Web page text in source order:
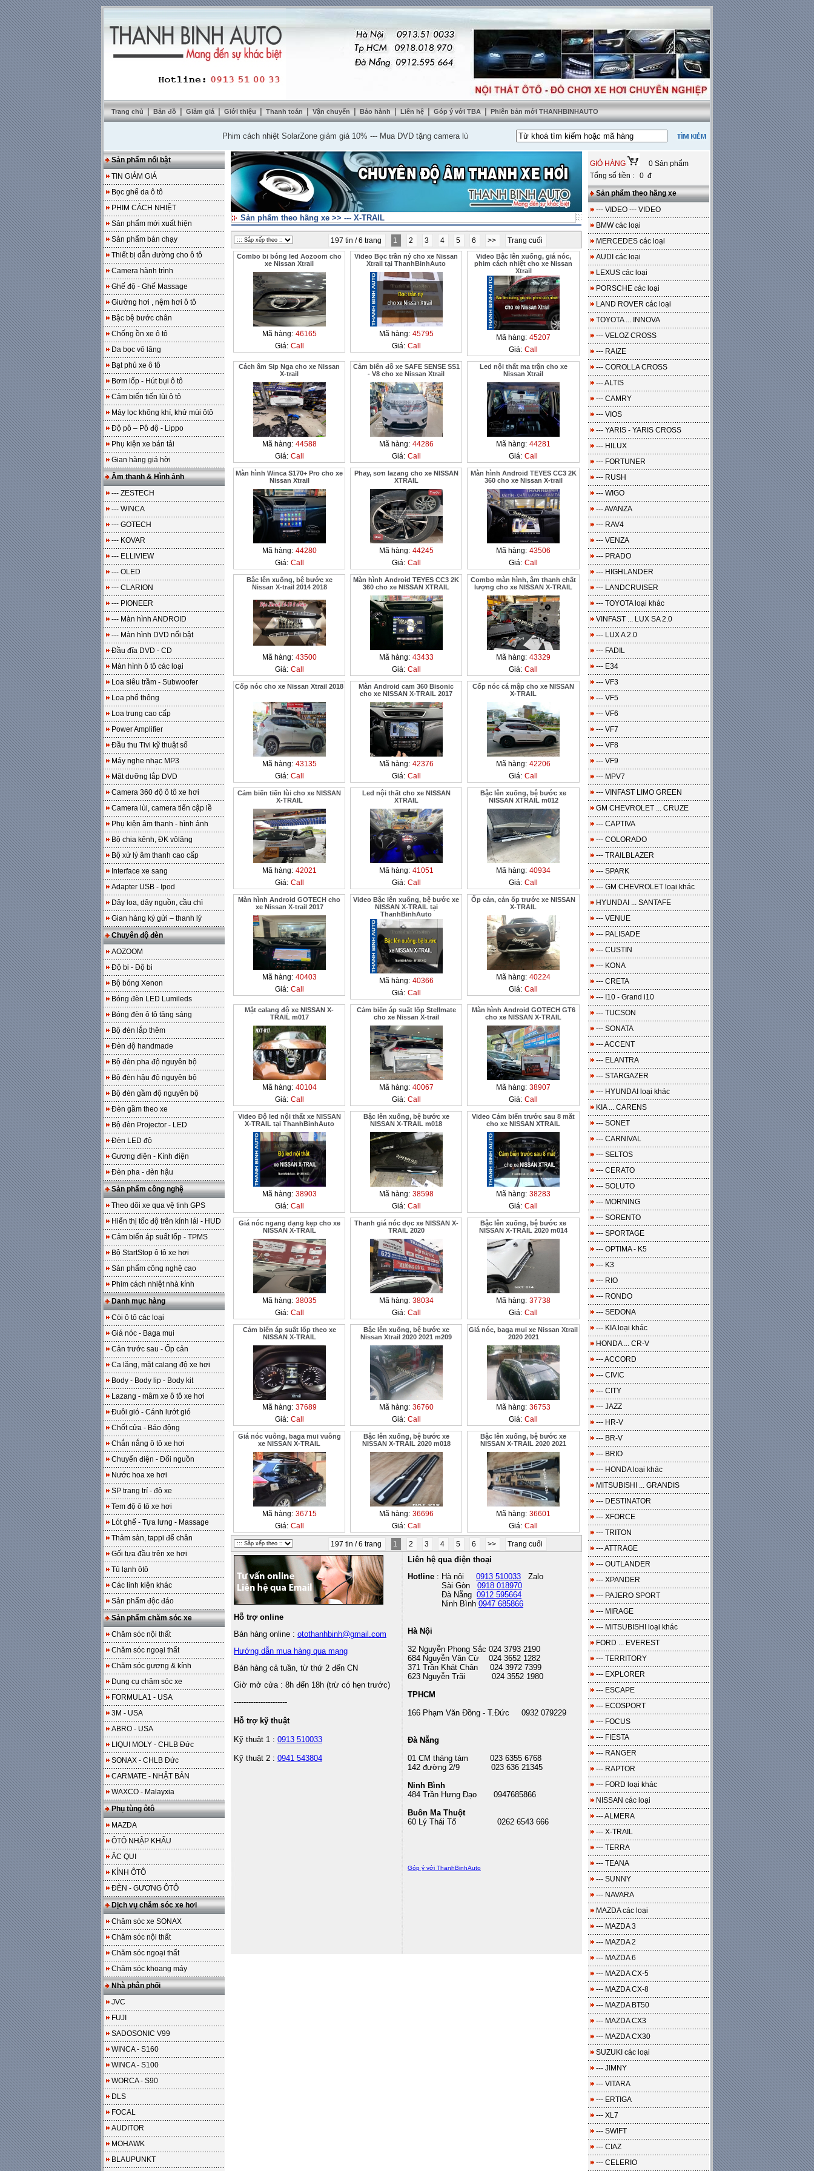
Trang chủ | Bản đồ | Giảm giá | Giới thiệu | Thanh toán | Vận chuyển | Bảo hành | Liên hệ | Góp ý với TBA | Phiên bản mới THANHBINHAUTO
Phim cách nhiệt SolarZone giảm giá 10%---Mua DVD tặng camera lùi cao cấp Lắp nệm ghế da thật tặng sàn da--- Miễn phí 100% công lắp đặt
Sản phẩm nổi bật
TIN GIẢM GIÁ
Bọc ghế da ô tô
PHIM CÁCH NHIỆT
Sản phẩm mới xuất hiện
Sản phẩm bán chạy
Thiết bị dẫn đường cho ô tô
Camera hành trình
Ghế độ - Ghế Massage
Giường hơi , nệm hơi ô tô
Bậc bệ bước chân
Chống ồn xe ô tô
Da bọc vô lăng
Bạt phủ xe ô tô
Bơm lốp - Hút bụi ô tô
Cảm biến tiến lùi ô tô
Máy lọc không khí, khử mùi ôtô
Độ pô – Pô độ - Lippo
Phụ kiện xe bán tải
Gian hàng giá hời
Âm thanh & Hình ảnh
--- ZESTECH
--- WINCA
--- GOTECH
--- KOVAR
--- ELLIVIEW
--- OLED
--- CLARION
--- PIONEER
--- Màn hình ANDROID
--- Màn hình DVD nổi bật
Đầu đĩa DVD - CD
Màn hình ô tô các loại
Loa siêu trầm - Subwoofer
Loa phổ thông
Loa trung cao cấp
Power Amplifier
Đầu thu Tivi kỹ thuật số
Máy nghe nhạc MP3
Mặt dưỡng lắp DVD
Camera 360 độ ô tô xe hơi
Camera lùi, camera tiến cập lề
Phụ kiện âm thanh - hình ảnh
Bộ chia kênh, ĐK vôlăng
Bộ xử lý âm thanh cao cấp
Interface xe sang
Adapter USB - Ipod
Dây loa, dây nguồn, cầu chì
Gian hàng ký gửi – thanh lý
Chuyên độ đèn
AOZOOM
Độ bi - Độ bi
Bộ bóng Xenon
Bóng đèn LED Lumileds
Bóng đèn ô tô tăng sáng
Bộ đèn lắp thêm
Đèn độ handmade
Bộ đèn pha độ nguyên bộ
Bộ đèn hậu độ nguyên bộ
Bộ đèn gầm độ nguyên bộ
Đèn gầm theo xe
Bộ đèn Projector - LED
Đèn LED độ
Gương điện - Kính điện
Đèn pha - đèn hậu
Sản phẩm công nghệ
Theo dõi xe qua vệ tinh GPS
Hiển thị tốc độ trên kính lái - HUD
Cảm biến áp suất lốp - TPMS
Bộ StartStop ô tô xe hơi
Sản phẩm công nghệ cao
Phim cách nhiệt nhà kính
Danh mục hàng
Còi ô tô các loại
Giá nóc - Baga mui
Cản trước sau - Ốp cản
Ca lăng, mặt calang độ xe hơi
Body - Body lip - Body kit
Lazang - mâm xe ô tô xe hơi
Đuôi gió - Cánh lướt gió
Chốt cửa - Báo động
Chắn nắng ô tô xe hơi
Chuyển điện - Đổi nguồn
Nước hoa xe hơi
SP trang trí - độ xe
Tem độ ô tô xe hơi
Lót ghế - Tựa lưng - Massage
Thảm sàn, tappi để chân
Gối tựa đầu trên xe hơi
Tủ lạnh ôtô
Các linh kiện khác
Sản phẩm độc đáo
Sản phẩm chăm sóc xe
Chăm sóc nội thất
Chăm sóc ngoại thất
Chăm sóc gương & kính
Dụng cụ chăm sóc xe
FORMULA1 - USA
3M - USA
ABRO - USA
LIQUI MOLY - CHLB Đức
SONAX - CHLB Đức
CARMATE - NHẬT BẢN
WAXCO - Malayxia
Phụ tùng ôtô
MAZDA
ÔTÔ NHẬP KHẨU
ẮC QUI
KÍNH ÔTÔ
ĐÈN - GƯƠNG ÔTÔ
Dịch vụ chăm sóc xe hơi
Chăm sóc xe SONAX
Chăm sóc nội thất
Chăm sóc ngoại thất
Chăm sóc khoang máy
Nhà phân phối
JVC
FUJI
SADOSONIC V99
WINCA - S160
WINCA - S100
WORCA - S90
DLS
FOCAL
AUDITOR
MOHAWK
BLAUPUNKT
Sản phẩm theo hãng xe >> --- X-TRAIL
197 tin / 6 trang 1 2 3 4 5 6 >> Trang cuối
Combo bi bóng led Aozoom cho
xe Nissan Xtrail
Mã hàng: 46165
Giá: Call
Video Bọc trần nỷ cho xe Nissan
Xtrail tại ThanhBinhAuto
Mã hàng: 45795
Giá: Call
Video Bậc lên xuống, giá nóc,
phim cách nhiệt cho xe Nissan
Xtrail
Mã hàng: 45207
Giá: Call
Cách âm Sip Nga cho xe Nissan
X-trail
Mã hàng: 44588
Giá: Call
Cảm biến đỗ xe SAFE SENSE SS1
- V8 cho xe Nissan Xtrail
Mã hàng: 44286
Giá: Call
Led nội thất ma trận cho xe
Nissan Xtrail
Mã hàng: 44281
Giá: Call
Màn hình Winca S170+ Pro cho xe
Nissan Xtrail
Mã hàng: 44280
Giá: Call
Phay, sơn lazang cho xe NISSAN
XTRAIL
Mã hàng: 44245
Giá: Call
Màn hình Android TEYES CC3 2K
360 cho xe Nissan X-trail
Mã hàng: 43506
Giá: Call
Bậc lên xuống, bệ bước xe
Nissan X-trail 2014 2018
Mã hàng: 43500
Giá: Call
Màn hình Android TEYES CC3 2K
360 cho xe NISSAN XTRAIL
Mã hàng: 43433
Giá: Call
Combo màn hình, âm thanh chất
lượng cho xe NISSAN X-TRAIL
Mã hàng: 43329
Giá: Call
Cốp nóc cho xe Nissan Xtrail 2018
Mã hàng: 43135
Giá: Call
Màn Android cam 360 Bisonic
cho xe NISSAN X-TRAIL 2017
Mã hàng: 42376
Giá: Call
Cốp nóc cá mập cho xe NISSAN
X-TRAIL
Mã hàng: 42206
Giá: Call
Cảm biến tiến lùi cho xe NISSAN
X-TRAIL
Mã hàng: 42021
Giá: Call
Led nội thất cho xe NISSAN
XTRAIL
Mã hàng: 41051
Giá: Call
Bậc lên xuống, bệ bước xe
NISSAN XTRAIL m012
Mã hàng: 40934
Giá: Call
Màn hình Android GOTECH cho
xe Nissan X-trail 2017
Mã hàng: 40403
Giá: Call
Video Bậc lên xuống, bệ bước xe
NISSAN X-TRAIL tại
ThanhBinhAuto
Mã hàng: 40366
Giá: Call
Ốp cản, cản ốp trước xe NISSAN
X-TRAIL
Mã hàng: 40224
Giá: Call
Mặt calang độ xe NISSAN X-
TRAIL m017
Mã hàng: 40104
Giá: Call
Cảm biến áp suất lốp Stellmate
cho xe Nissan X-trail
Mã hàng: 40067
Giá: Call
Màn hình Android GOTECH GT6
cho xe NISSAN X-TRAIL
Mã hàng: 38907
Giá: Call
Video Độ led nội thất xe NISSAN
X-TRAIL tại ThanhBinhAuto
Mã hàng: 38903
Giá: Call
Bậc lên xuống, bệ bước xe
NISSAN X-TRAIL m018
Mã hàng: 38598
Giá: Call
Video Cảm biến trước sau 8 mắt
cho xe NISSAN XTRAIL
Mã hàng: 38283
Giá: Call
Giá nóc ngang dạng kẹp cho xe
NISSAN X-TRAIL
Mã hàng: 38035
Giá: Call
Thanh giá nóc dọc xe NISSAN X-
TRAIL 2020
Mã hàng: 38034
Giá: Call
Bậc lên xuống, bệ bước xe
NISSAN X-TRAIL 2020 m014
Mã hàng: 37738
Giá: Call
Cảm biến áp suất lốp theo xe
NISSAN X-TRAIL
Mã hàng: 37689
Giá: Call
Bậc lên xuống, bệ bước xe
Nissan Xtrail 2020 2021 m209
Mã hàng: 36760
Giá: Call
Giá nóc, baga mui xe Nissan Xtrail
2020 2021
Mã hàng: 36753
Giá: Call
Giá nóc vuông, baga mui vuông
xe NISSAN X-TRAIL
Mã hàng: 36715
Giá: Call
Bậc lên xuống, bệ bước xe
NISSAN X-TRAIL 2020 m018
Mã hàng: 36696
Giá: Call
Bậc lên xuống, bệ bước xe
NISSAN X-TRAIL 2020 2021
Mã hàng: 36601
Giá: Call
197 tin / 6 trang 1 2 3 4 5 6 >> Trang cuối
Hỗ trợ online
Bán hàng online : otothanhbinh@gmail.com
Hướng dẫn mua hàng qua mạng
Bán hàng cả tuần, từ thứ 2 đến CN
Giờ mở cửa : 8h đến 18h (trừ có hẹn trước)
----------------------
Hỗ trợ kỹ thuật
Kỹ thuật 1 : 0913 510033
Kỹ thuật 2 : 0941 543804
Liên hệ qua điện thoại
Hotline : Hà nội 0913 510033 Zalo
Sài Gòn 0918 018970
Đà Nẵng 0912 595664
Ninh Bình 0947 685866
Hà Nội
32 Nguyễn Phong Sắc 024 3793 2190
684 Nguyễn Văn Cừ 024 3652 1282
371 Trần Khát Chân 024 3972 7399
623 Nguyễn Trãi 024 3552 1980
TPHCM
166 Phạm Văn Đồng - T.Đức 0932 079229
Đà Nẵng
01 CM tháng tám 023 6355 6768
142 đường 2/9 023 636 21345
Ninh Bình
484 Trần Hưng Đạo 0947685866
Buôn Ma Thuột
60 Lý Thái Tổ 0262 6543 666
Góp ý với ThanhBinhAuto
GIỎ HÀNG
0 Sản phẩm
Tổng số tiền : 0 đ
Sản phẩm theo hãng xe
--- VIDEO --- VIDEO
BMW các loại
MERCEDES các loại
AUDI các loại
LEXUS các loại
PORSCHE các loại
LAND ROVER các loại
TOYOTA ... INNOVA
--- VELOZ CROSS
--- RAIZE
--- COROLLA CROSS
--- ALTIS
--- CAMRY
--- VIOS
--- YARIS - YARIS CROSS
--- HILUX
--- FORTUNER
--- RUSH
--- WIGO
--- AVANZA
--- RAV4
--- VENZA
--- PRADO
--- HIGHLANDER
--- LANDCRUISER
--- TOYOTA loại khác
VINFAST ... LUX SA 2.0
--- LUX A 2.0
--- FADIL
--- E34
--- VF3
--- VF5
--- VF6
--- VF7
--- VF8
--- VF9
--- MPV7
--- VINFAST LIMO GREEN
GM CHEVROLET ... CRUZE
--- CAPTIVA
--- COLORADO
--- TRAILBLAZER
--- SPARK
--- GM CHEVROLET loại khác
HYUNDAI ... SANTAFE
--- VENUE
--- PALISADE
--- CUSTIN
--- KONA
--- CRETA
--- I10 - Grand i10
--- TUCSON
--- SONATA
--- ACCENT
--- ELANTRA
--- STARGAZER
--- HYUNDAI loại khác
KIA ... CARENS
--- SONET
--- CARNIVAL
--- SELTOS
--- CERATO
--- SOLUTO
--- MORNING
--- SORENTO
--- SPORTAGE
--- OPTIMA - K5
--- K3
--- RIO
--- RONDO
--- SEDONA
--- KIA loại khác
HONDA ... CR-V
--- ACCORD
--- CIVIC
--- CITY
--- JAZZ
--- HR-V
--- BR-V
--- BRIO
--- HONDA loại khác
MITSUBISHI ... GRANDIS
--- DESTINATOR
--- XFORCE
--- TRITON
--- ATTRAGE
--- OUTLANDER
--- XPANDER
--- PAJERO SPORT
--- MIRAGE
--- MITSUBISHI loại khác
FORD ... EVEREST
--- TERRITORY
--- EXPLORER
--- ESCAPE
--- ECOSPORT
--- FOCUS
--- FIESTA
--- RANGER
--- RAPTOR
--- FORD loại khác
NISSAN các loại
--- ALMERA
--- X-TRAIL
--- TERRA
--- TEANA
--- SUNNY
--- NAVARA
MAZDA các loại
--- MAZDA 3
--- MAZDA 2
--- MAZDA 6
--- MAZDA CX-5
--- MAZDA CX-8
--- MAZDA BT50
--- MAZDA CX3
--- MAZDA CX30
SUZUKI các loại
--- JIMNY
--- VITARA
--- ERTIGA
--- XL7
--- SWIFT
--- CIAZ
--- CELERIO